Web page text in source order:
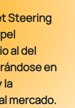
Steering
al del
en
la
mercado.